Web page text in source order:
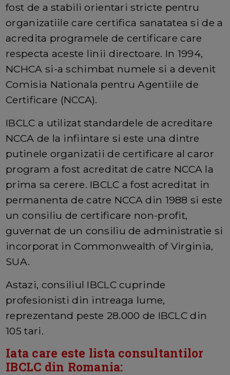
fost de a stabili orientari stricte pentru
organizatiile care certifica sanatatea si de a
acredita programele de certificare care
respecta aceste linii directoare. In 1994,
NCHCA si-a schimbat numele si a devenit
Comisia Nationala pentru Agentiile de
Certificare (NCCA).
IBCLC a utilizat standardele de acreditare
NCCA de la infiintare si este una dintre
putinele organizatii de certificare al caror
program a fost acreditat de catre NCCA la
prima sa cerere. IBCLC a fost acreditat in
permanenta de catre NCCA din 1988 si este
un consiliu de certificare non-profit,
guvernat de un consiliu de administratie si
incorporat in Commonwealth of Virginia,
SUA.
Astazi, consiliul IBCLC cuprinde
profesionisti din intreaga lume,
reprezentand peste 28.000 de IBCLC din
105 tari.
Iata care este lista consultantilor
IBCLC din Romania: